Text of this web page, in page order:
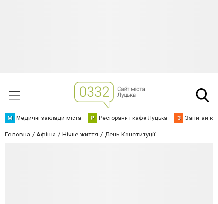
М Медичні заклади міста Р Ресторани і кафе Луцька З Запитай
Головна Афіша Нічне життя День Конституції